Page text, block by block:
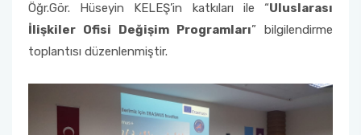
Öğr.Gör. Hüseyin KELEŞ’in katkıları ile “Uluslarası
İlişkiler Ofisi Değişim Programları” bilgilendirme
toplantısı düzenlenmiştir.
Birim İç Değerlendirme Raporu
Stratejik Plan (2024-2026)
Organizasyon Şeması